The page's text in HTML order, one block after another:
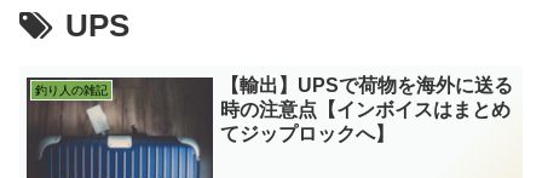
UPS
釣り人の雑記
【輸出】UPSで荷物を海外に送る
時の注意点【インボイスはまとめ
てジップロックへ】